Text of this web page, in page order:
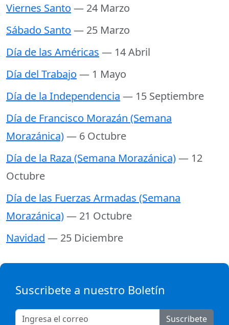
Viernes Santo — 24 Marzo
Sábado Santo — 25 Marzo
Día de las Américas — 14 Abril
Día del Trabajo — 1 Mayo
Día de la Independencia — 15 Septiembre
Día de Francisco Morazán (Semana
Morazánica)— 6 Octubre
Día de la Raza (Semana Morazánica)— 12
Octubre
Día de las Fuerzas Armadas (Semana
Morazánica)— 21 Octubre
Navidad — 25 Diciembre
Suscribete a nuestro Boletín
Suscribete